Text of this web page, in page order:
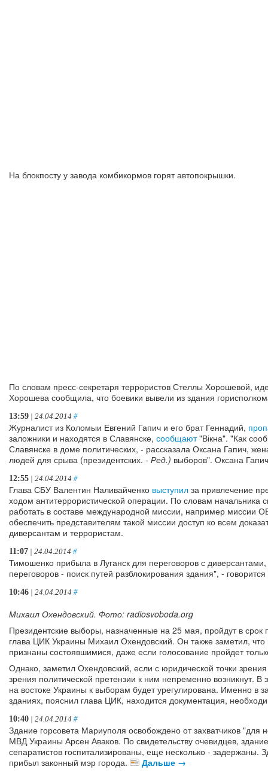
На блокпосту у завода комбикормов горят автопокрышки.
По словам пресс-секретаря террористов Стеллы Хорошевой,
Хорошева сообщила, что боевики вывели из здания
13:59 | 24.04.2014 #
Журналист из Коломыи Евгений Гапич и его брат Геннадий,
заложники и находятся в Славянске, сообщают"Вікна". "Как
Славянске в доме политических, - рассказала Оксана Гапич,
людей для срыва (президентских. - Ред.) выборов". Оксана
12:55 | 24.04.2014 #
Глава СБУ Валентин Наливайченко выступил за привлечение
ходом антитеррористической операции. По словам начальника
работать в составе международной миссии, например миссии
обеспечить представителям такой миссии доступ ко всем
диверсантам и террористам.
11:07 | 24.04.2014 #
Тимошенко прибыла в Луганск для переговоров с
переговоров - поиск путей разблокирования здания", -
10:46 | 24.04.2014 #
Михаил Охендовский. Фото: radiosvoboda.org
Президентские выборы, назначенные на 25 мая, пройдут в
глава ЦИК Украины Михаил Охендовский. Он также заметил, что
признаны состоявшимися, даже если голосование пройдет
Однако, заметил Охендовский, если с юридической точки
зрения политической претензии к ним непременно возникнут. В
на востоке Украины к выборам будет урегулирована. Именно в
зданиях, пояснил глава ЦИК, находится документация,
10:40 | 24.04.2014 #
Здание горсовета Мариуполя освобождено от захватчиков
МВД Украины Арсен Аваков. По свидетельству очевидцев,
сепаратистов госпитализированы, еще несколько - задержаны.
прибыл законный мэр города.
Дальше →